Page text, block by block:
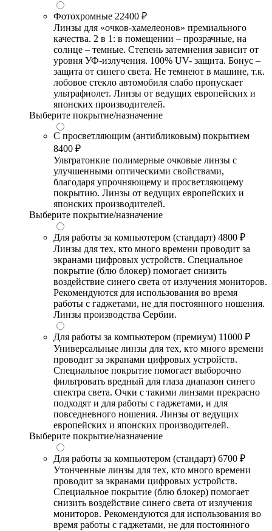
Фотохромные 22400 ₽
Линзы для «очков-хамелеонов» премиального
качества. 2 в 1: в помещении – прозрачные, на
солнце – темные. Степень затемнения зависит от
уровня УФ-излучения. 100% UV- защита. Бонус –
защита от синего света. Не темнеют в машине, т.к.
лобовое стекло автомобиля слабо пропускает
ультрафиолет. Линзы от ведущих европейских и
японских производителей.
Выберите покрытие/назначение
С просветляющим (антибликовым) покрытием
8400 ₽
Ультратонкие полимерные очковые линзы с
улучшенными оптическими свойствами,
благодаря упрочняющему и просветляющему
покрытию. Линзы от ведущих европейских и
японских производителей.
Выберите покрытие/назначение
Для работы за компьютером (стандарт) 4800 ₽
Линзы для тех, кто много времени проводит за
экранами цифровых устройств. Специальное
покрытие (блю блокер) помогает снизить
воздействие синего света от излучения мониторов.
Рекомендуются для использования во время
работы с гаджетами, не для постоянного ношения.
Линзы производства Сербии.
Для работы за компьютером (премиум) 11000 ₽
Универсальные линзы для тех, кто много времени
проводит за экранами цифровых устройств.
Специальное покрытие помогает выборочно
фильтровать вредный для глаза диапазон синего
спектра света. Очки с такими линзами прекрасно
подходят и для работы с гаджетами, и для
повседневного ношения. Линзы от ведущих
европейских и японских производителей.
Выберите покрытие/назначение
Для работы за компьютером (стандарт) 6700 ₽
Утонченные линзы для тех, кто много времени
проводит за экранами цифровых устройств.
Специальное покрытие (блю блокер) помогает
снизить воздействие синего света от излучения
мониторов. Рекомендуются для использования во
время работы с гаджетами, не для постоянного